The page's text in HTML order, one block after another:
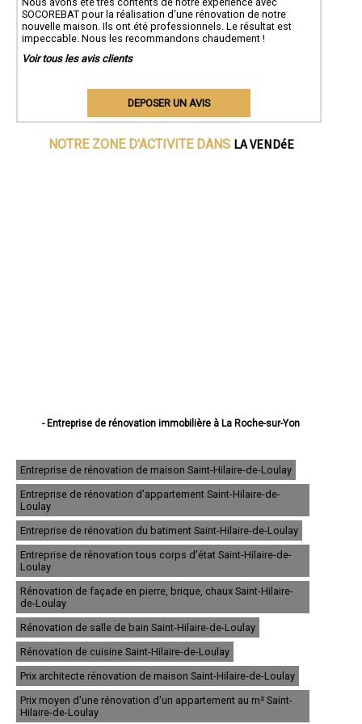
SOCOREBAT pour la réalisation d'une rénovation de notre
nouvelle maison. Ils ont été professionnels. Le résultat est
impeccable. Nous les recommandons chaudement !
Voir tous les avis clients
DEPOSER UN AVIS
NOTRE ZONE D'ACTIVITE DANS LA VENDéE
- Entreprise de rénovation immobilière à La Roche-sur-Yon
- Entreprise de rénovation immobilière à Herbiers
- Entreprise de rénovation immobilière à Fontenay-le-Comte
- Entreprise de rénovation immobilière à Château-d'Olonne
- Entreprise de rénovation immobilière à Olonne-sur-Mer
- Entreprise de rénovation immobilière à Saint-Hilaire-de-Riez
- Entreprise de rénovation immobilière à Luçon
- Entreprise de rénovation immobilière à Chantonnay
- Entreprise de rénovation immobilière à Saint-Jean-de-Monts
- Entreprise de rénovation immobilière à Aizenay
- Entreprise de rénovation immobilière à Le Poiré-sur-Vie
- Entreprise de rénovation immobilière à Saint-Gilles-Croix-de-Vie
- Entreprise de rénovation immobilière à Talmont-Saint-Hilaire
- Entreprise de rénovation immobilière à Mortagne-sur-Sèvre
- Entreprise de rénovation immobilière à Pouzauges
- Entreprise de rénovation immobilière à Montaigu
- Entreprise de rénovation immobilière à Essarts
- Entreprise de rénovation immobilière à L'Île-d'Yeu
- Entreprise de rénovation immobilière à Noirmoutier-en-l'Île
Entreprise de rénovation de maison Saint-Hilaire-de-Loulay
Entreprise de rénovation d'appartement Saint-Hilaire-de-
Loulay
Entreprise de rénovation du batiment Saint-Hilaire-de-Loulay
Entreprise de rénovation tous corps d'état Saint-Hilaire-de-
Loulay
Rénovation de façade en pierre, brique, chaux Saint-Hilaire-
de-Loulay
Rénovation de salle de bain Saint-Hilaire-de-Loulay
Rénovation de cuisine Saint-Hilaire-de-Loulay
Prix architecte rénovation de maison Saint-Hilaire-de-Loulay
Prix moyen d'une rénovation d'un appartement au m² Saint-
Hilaire-de-Loulay